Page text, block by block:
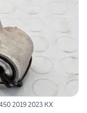
2019 2023 KX